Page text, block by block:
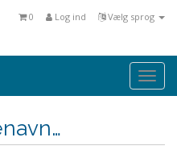
Vælg sprog
Log ind
0